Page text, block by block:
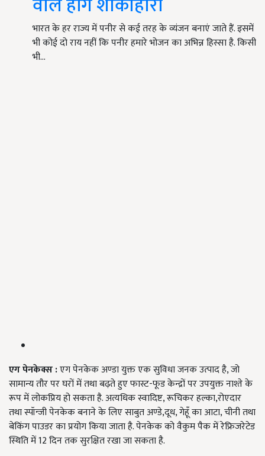
भारत के हर राज्य में पनीर से कई तरह के व्यंजन बनाएं जाते हैं. इसमें
भी कोई दो राय नहीं कि पनीर हमारे भोजन का अभिन्न हिस्सा है. किसी
भी…
एग पेनकेक्स:एग पेनकेक अण्डा युक्त एक सुविधा जनक उत्पाद है, जो
सामान्य तौर पर घरों में तथा बढ़ते हुए फास्ट-फूड केन्द्रों पर उपयुक्त नाश्ते के
रूप में लोकप्रिय हो सकता है. अत्यधिक स्वादिष्ट, रूचिकर हल्का,रोएदार
तथा स्पॉन्जी पेनकेक बनाने के लिए साबुत अण्डे,दूध, गेहूँ का आटा, चीनी तथा
बेकिंग पाउडर का प्रयोग किया जाता है. पेनकेक को वैकुम पैक में रेफ्रिजरेटेड
स्थिति में 12 दिन तक सुरक्षित रखा जा सकता है.